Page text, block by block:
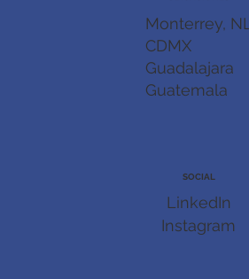
Monterrey, NL
CDMX
Guadalajara
Guatemala
LinkedIn
SOCIAL
Instagram